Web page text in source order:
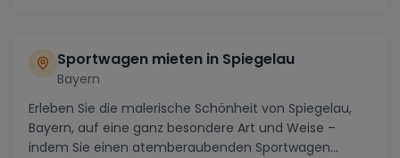
Sportwagen mieten in Spiegelau
Bayern
Erleben Sie die malerische Schönheit von Spiegelau,
Bayern, auf eine ganz besondere Art und Weise –
indem Sie einen atemberaubenden Sportwagen